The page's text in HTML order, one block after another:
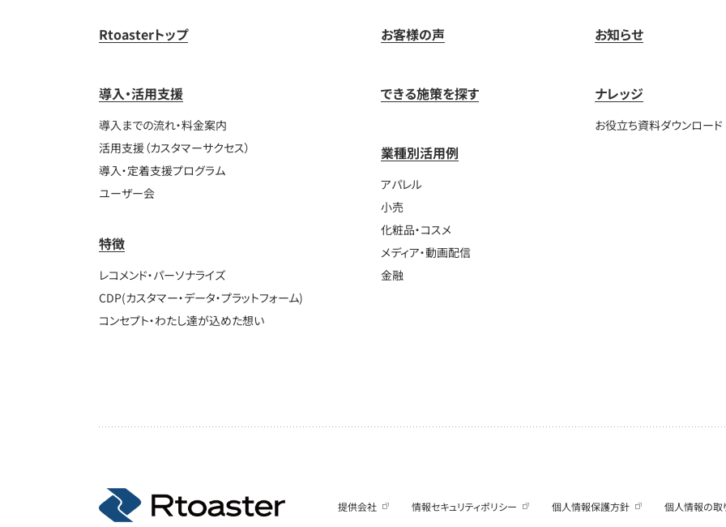
Rtoasterトップ
導入・活用支援
導入までの流れ・料金案内
活用支援（カスタマーサクセス）
導入・定着支援プログラム
ユーザー会
特徴
レコメンド・パーソナライズ
CDP(カスタマー・データ・プラットフォーム)
コンセプト・わたし達が込めた想い
お客様の声
できる施策を探す
業種別活用例
アパレル
小売
化粧品・コスメ
メディア・動画配信
金融
お知らせ
ナレッジ
お役立ち資料ダウンロード
提供会社 情報セキュリティポリシー 個人情報保護方針 個人情報の取